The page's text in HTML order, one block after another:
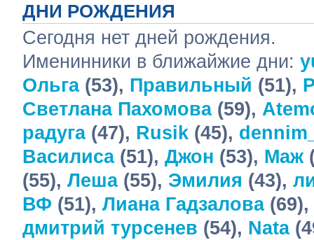
ДНИ РОЖДЕНИЯ
Сегодня нет дней рождения.
Именинники в ближайжие дни:
Ольга(53), Правильный (51),
Светлана Пахомова(59),
радуга(47), Rusik (45),
Василиса(51), Джон (53), Маж
(55), Леша(55), Эмилия (43),
ВФ (51), Лиана Гадзалова(69),
дмитрий турсенев (54), Nata